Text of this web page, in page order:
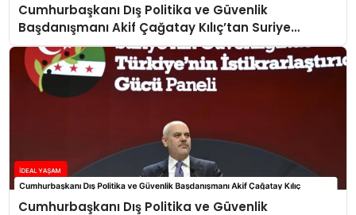
Cumhurbaşkanı Dış Politika ve Güvenlik
Başdanışmanı Akif Çağatay Kılıç’tan Suriye
Panelinde Önemli Açıklamalar
Cumhurbaşkanı Dış Politika ve Güvenlik